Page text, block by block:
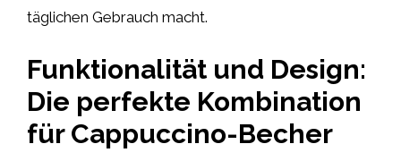
täglichen Gebrauch macht.
Funktionalität und Design:
Die perfekte Kombination
für Cappuccino-Becher